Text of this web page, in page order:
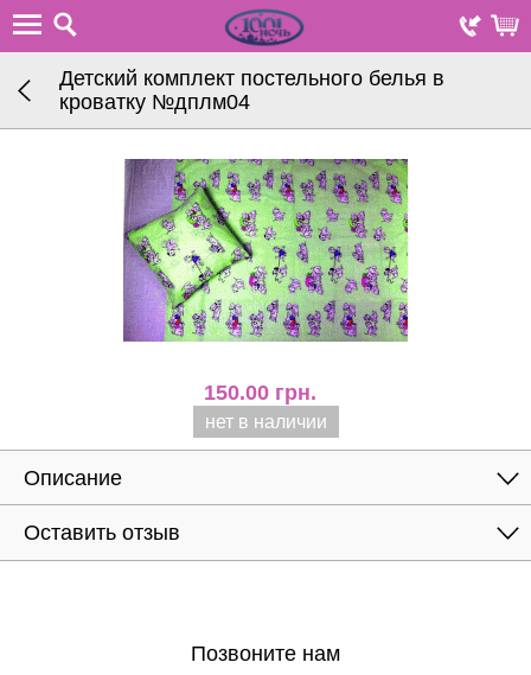
Детский комплект постельного белья в
кроватку №дплм04
150.00 грн.
нет в наличии
Описание
Оставить отзыв
Позвоните нам